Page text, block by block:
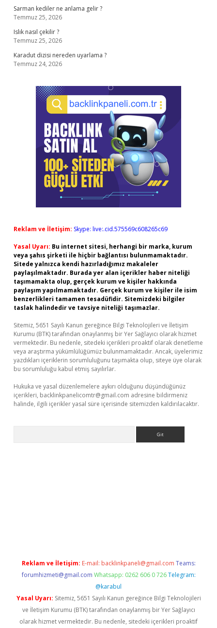
Sarman kediler ne anlama gelir ?
Temmuz 25, 2026
Islık nasıl çekilir ?
Temmuz 25, 2026
Karadut dizisi nereden uyarlama ?
Temmuz 24, 2026
Reklam ve İletişim: Skype: live:.cid.575569c608265c69
Yasal Uyarı: Bu internet sitesi, herhangi bir marka, kurum
veya şahıs şirketi ile hiçbir bağlantısı bulunmamaktadır.
Sitede yalnızca kendi hazırladığımız makaleler
paylaşılmaktadır. Burada yer alan içerikler haber niteliği
taşımamakta olup, gerçek kurum ve kişiler hakkında
paylaşım yapılmamaktadır. Gerçek kurum ve kişiler ile isim
benzerlikleri tamamen tesadüfidir. Sitemizdeki bilgiler
taslak halindedir ve tavsiye niteliği taşımazlar.
Sitemiz, 5651 Sayılı Kanun gereğince Bilgi Teknolojileri ve İletişim
Kurumu (BTK) tarafından onaylanmış bir Yer Sağlayıcı olarak hizmet
vermektedir. Bu nedenle, sitedeki içerikleri proaktif olarak denetleme
veya araştırma yükümlülüğümüz bulunmamaktadır. Ancak, üyelerimiz
yazdıkları içeriklerin sorumluluğunu taşımakta olup, siteye üye olarak
bu sorumluluğu kabul etmiş sayılırlar.
Hukuka ve yasal düzenlemelere aykırı olduğunu düşündüğünüz
içerikleri, backlinkpanelicomtr@gmail.com adresine bildirmeniz
halinde, ilgili içerikler yasal süre içerisinde sitemizden kaldırılacaktır.
Reklam ve İletişim: E-mail: backlinkpaneli@gmail.com Teams:
forumhizmeti@gmail.com Whatsapp: 0262 606 0 726 Telegram:
@karabul
Yasal Uyarı: Sitemiz, 5651 Sayılı Kanun gereğince Bilgi Teknolojileri
ve İletişim Kurumu (BTK) tarafından onaylanmış bir Yer Sağlayıcı
olarak hizmet vermektedir. Bu nedenle, sitedeki içerikleri proaktif